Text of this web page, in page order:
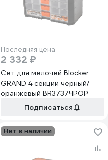
Последняя цена
2 332 ₽
Сет для мелочей Blocker
GRAND 4 секции черный/
оранжевый BR3737ЧРОР
Подписаться
Нет в наличии